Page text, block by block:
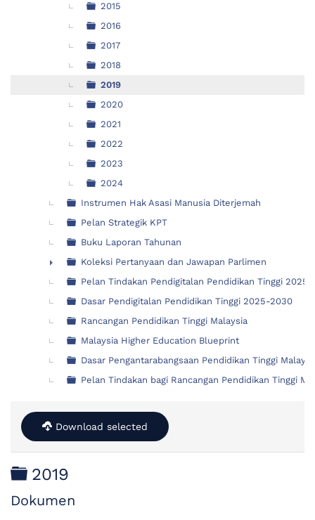
2015
2016
2017
2018
2019
2020
2021
2022
2023
2024
Instrumen Hak Asasi Manusia Diterjemah
Pelan Strategik KPT
Buku Laporan Tahunan
►
Koleksi Pertanyaan dan Jawapan Parlimen
Pelan Tindakan Pendigitalan Pendidikan Tinggi 2025-
Dasar Pendigitalan Pendidikan Tinggi 2025-2030
Rancangan Pendidikan Tinggi Malaysia
Malaysia Higher Education Blueprint
Dasar Pengantarabangsaan Pendidikan Tinggi
Pelan Tindakan bagi Rancangan Pendidikan Tinggi
Download selected
Folder
2019
Dokumen